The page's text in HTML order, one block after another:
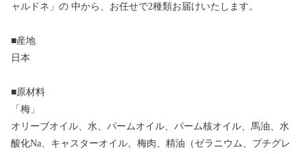
ャルドネ」の 中から、お任せで2種類お届けいたします。
■産地
日本
■原材料
「梅」
オリーブオイル、水、パームオイル、パーム核オイル、馬油、水
酸化Na、キャスターオイル、梅肉、精油（ゼラニウム、プチグレ